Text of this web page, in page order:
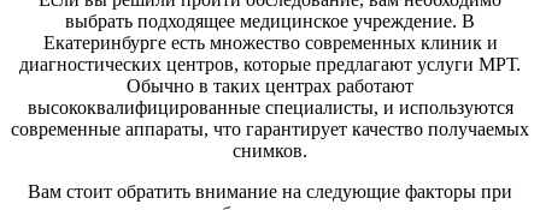
выбрать подходящее медицинское учреждение. В
Екатеринбурге есть множество современных клиник и
диагностических центров, которые предлагают услуги МРТ.
Обычно в таких центрах работают
высококвалифицированные специалисты, и используются
современные аппараты, что гарантирует качество получаемых
снимков.
Вам стоит обратить внимание на следующие факторы при